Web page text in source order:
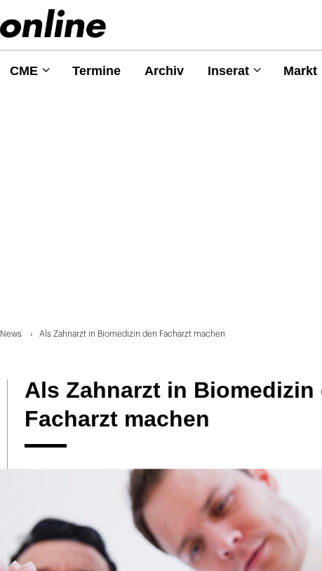
CME Termine Archiv Inserat Markt
News Als Zahnarzt in Biomedizin den Facharzt machen
Als Zahnarzt in Biomedizin
Facharzt machen